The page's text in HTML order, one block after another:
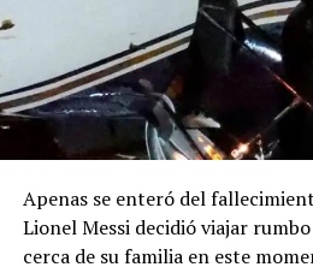
Apenas se enteró del
Lionel Messi decidió viajar
cerca de su familia en este